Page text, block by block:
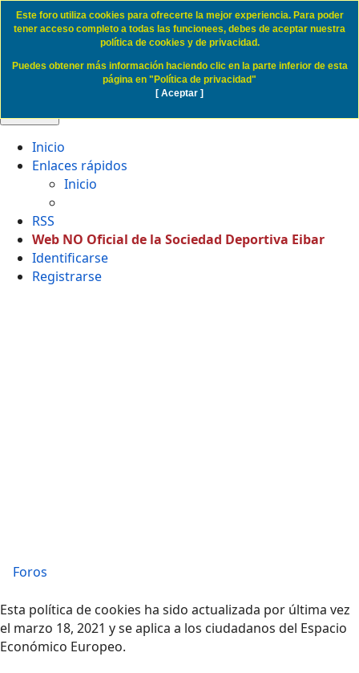
Politica de Cookies SD Eibar
Inicio
Enlaces rápidos
Inicio
RSS
Web NO Oficial de la Sociedad Deportiva Eibar
Identificarse
Registrarse
Foros
Esta política de cookies ha sido actualizada por última vez
el marzo 18, 2021 y se aplica a los ciudadanos del Espacio
Económico Europeo.
Este foro utiliza cookies para ofrecerte la mejor experiencia. Para poder
tener acceso completo a todas las funcionees, debes de aceptar nuestra
política de cookies y de privacidad.
Puedes obtener más información haciendo clic en la parte inferior de esta
página en "Política de privacidad"
[ Aceptar ]